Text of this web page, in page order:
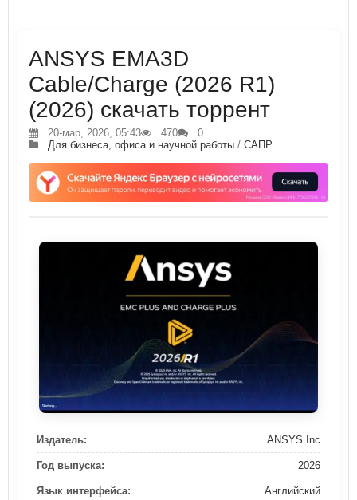
ANSYS EMA3D
Cable/Charge (2026 R1)
(2026) скачать торрент
20-мар, 2026, 05:43 470
0
Для бизнеса, офиса и научной работы / САПР
Издатель: ANSYS Inc
Год выпуска: 2026
Язык интерфейса: Английский